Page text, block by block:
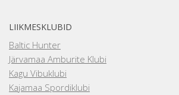
LIIKMESKLUBID
Baltic Hunter
Järvamaa Amburite Klubi
Kagu Vibuklubi
Kajamaa Spordiklubi